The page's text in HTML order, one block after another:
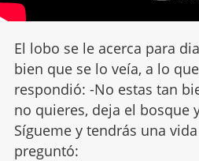
El lobo se le acerca para
bien que se lo veía, a lo
respondió: -No estas tan
no quieres, deja el bosque
Sígueme y tendrás una
preguntó: